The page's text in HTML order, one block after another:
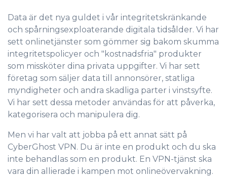
Data är det nya guldet i vår integritetskränkande
och spårningsexploaterande digitala tidsålder. Vi har
sett onlinetjänster som gömmer sig bakom skumma
integritetspolicyer och "kostnadsfria" produkter
som missköter dina privata uppgifter. Vi har sett
företag som säljer data till annonsörer, statliga
myndigheter och andra skadliga parter i vinstsyfte.
Vi har sett dessa metoder användas för att påverka,
kategorisera och manipulera dig.
Men vi har valt att jobba på ett annat sätt på
CyberGhost VPN. Du är inte en produkt och du ska
inte behandlas som en produkt. En VPN-tjänst ska
vara din allierade i kampen mot onlineövervakning.